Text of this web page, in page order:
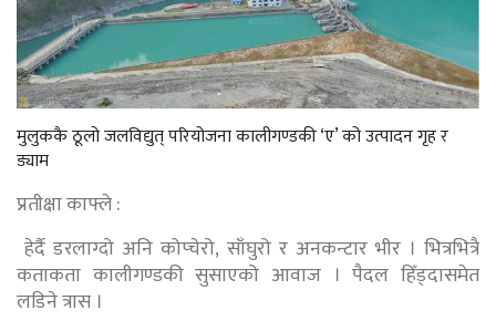
मुलुककै ठूलो जलविद्युत् परियोजना कालीगण्डकी ‘ए’ को उत्पादन गृह र
ड्याम
प्रतीक्षा काफ्ले :
हेर्दै डरलाग्दो अनि कोप्चेरो, साँघुरो र अनकन्टार भीर । भित्रभित्रै
कताकता कालीगण्डकी सुसाएको आवाज । पैदल हिँड्दासमेत
लडिने त्रास ।